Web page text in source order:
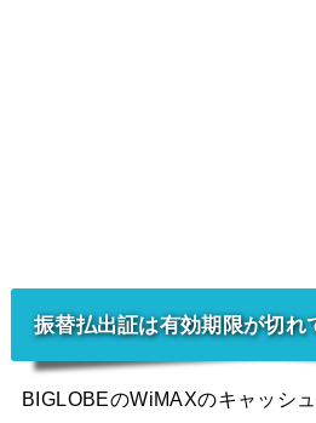
振替払出証は有効期限が切れ
BIGLOBEのWiMAXのキャッシ